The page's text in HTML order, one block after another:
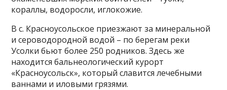
кораллы, водоросли, иглокожие.
В с. Красноусольское приезжают за минеральной
и сероводородной водой – по берегам реки
Усолки бьют более 250 родников. Здесь же
находится бальнеологический курорт
«Красноусольск», который славится лечебными
ваннами и иловыми грязями.